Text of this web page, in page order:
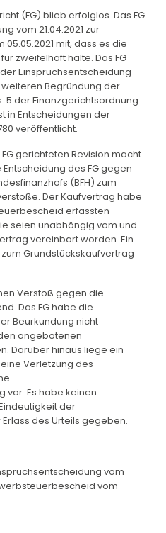
(FG) blieb erfolglos. Das FG
vom 21.04.2021 zur
mit, dass es die
zweifelhaft halte. Das FG
Einspruchsentscheidung
Begründung der
5 der Finanzgerichtsordnung
in Entscheidungen der
veröffentlicht.
gerichteten Revision macht
des FG gegen
(BFH) zum
Der Kaufvertrag habe
erfassten
seien unabhängig vom und
vereinbart worden. Ein
Grundstückskaufvertrag
Verstoß gegen die
Das FG habe die
Beurkundung nicht
angebotenen
Darüber hinaus liege ein
Verletzung des
vor. Es habe keinen
der
des Urteils gegeben.
vom
vom